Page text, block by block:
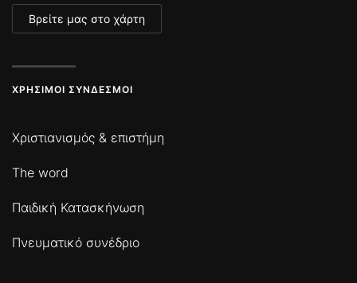
Βρείτε μας στο χάρτη
ΧΡΉΣΙΜΟΙ ΣΎΝΔΕΣΜΟΙ
Χριστιανισμός & επιστήμη
The word
Παιδική Κατασκήνωση
Πνευματικό συνέδριο